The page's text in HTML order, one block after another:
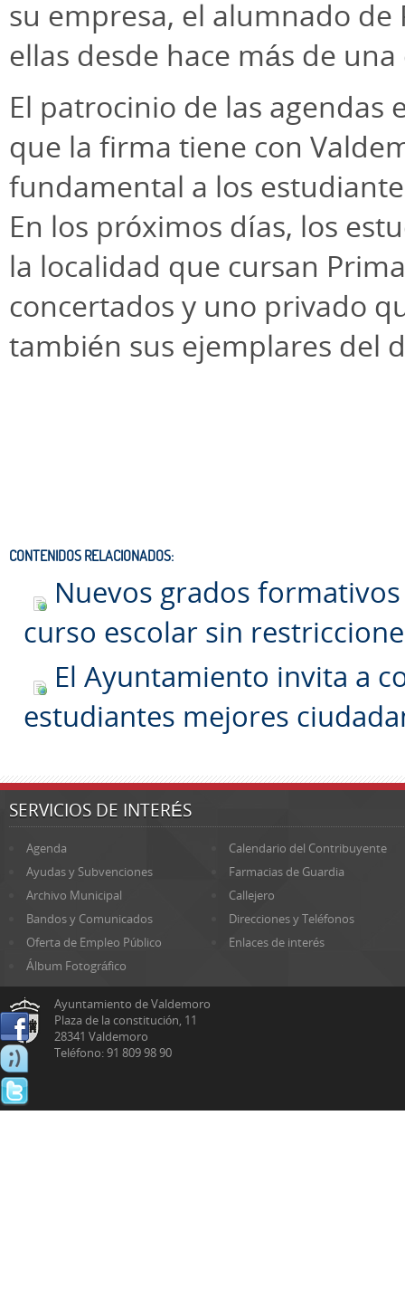
su empresa, el alumnado
ellas desde hace más de
El patrocinio de las agendas
que la firma tiene con
fundamental a los
En los próximos días, los
la localidad que cursan
concertados y uno privado
también sus ejemplares del
CONTENIDOS RELACIONADOS:
Nuevos grados
curso escolar sin
El Ayuntamiento invita a
estudiantes mejores
SERVICIOS DE INTERÉS
Agenda
Calendario del Contribuyente
Ayudas y Subvenciones
Farmacias de Guardia
Archivo Municipal
Callejero
Bandos y Comunicados
Direcciones y Teléfonos
Oferta de Empleo Público
Enlaces de interés
Álbum Fotográfico
Ayuntamiento de Valdemoro
Plaza de la constitución, 11
28341 Valdemoro
Teléfono: 91 809 98 90